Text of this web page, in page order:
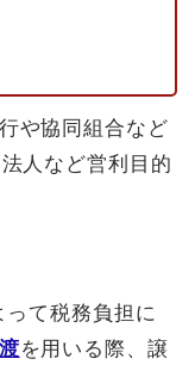
や協同組合など
人など営利目的
て税務負担に
を用いる際、譲